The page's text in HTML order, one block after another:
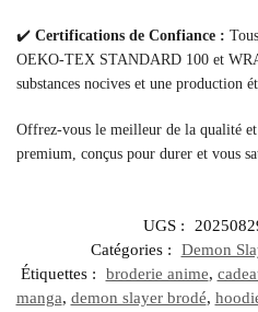
✔️ Certifications de Confiance :
OEKO-TEX STANDARD 100 et
substances nocives et une production
Offrez-vous le meilleur de la qualité
premium, conçus pour durer et vous
UGS :
Catégories :
Demon
Étiquettes :
broderie anime,
manga, demon slayer brodé,